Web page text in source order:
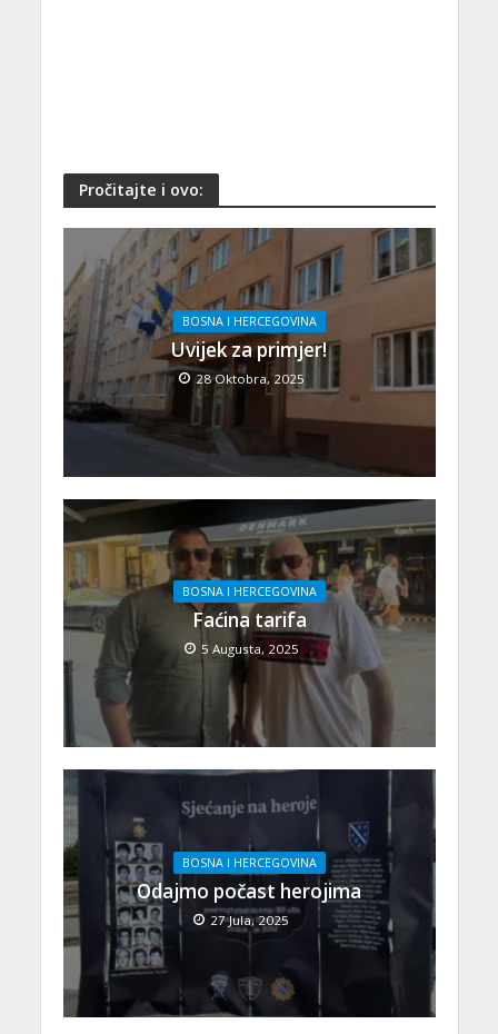
Pročitajte i ovo:
BOSNA I HERCEGOVINA
Uvijek za primjer!
28 Oktobra, 2025
BOSNA I HERCEGOVINA
Faćina tarifa
5 Augusta, 2025
BOSNA I HERCEGOVINA
Odajmo počast herojima
27 Jula, 2025